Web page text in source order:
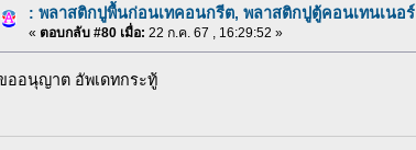
: พลาสติกปูพื้นก่อนเทคอนกรีต, พลาสติกปูตู้คอนเทนเนอร์
« ตอบกลับ #80 เมื่อ: 22 ก.ค. 67 , 16:29:52 »
ออนุญาต อัพเดทกระทู้